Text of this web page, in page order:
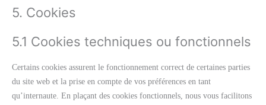
5. Cookies
5.1 Cookies techniques ou fonctionnels
Certains cookies assurent le fonctionnement correct de certaines parties
du site web et la prise en compte de vos préférences en tant
qu’internaute. En plaçant des cookies fonctionnels, nous vous facilitons